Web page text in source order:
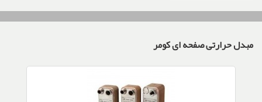
مبدل حرارتی صفحه ای کومر